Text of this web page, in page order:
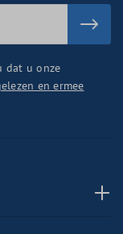
dat u onze
en ermee